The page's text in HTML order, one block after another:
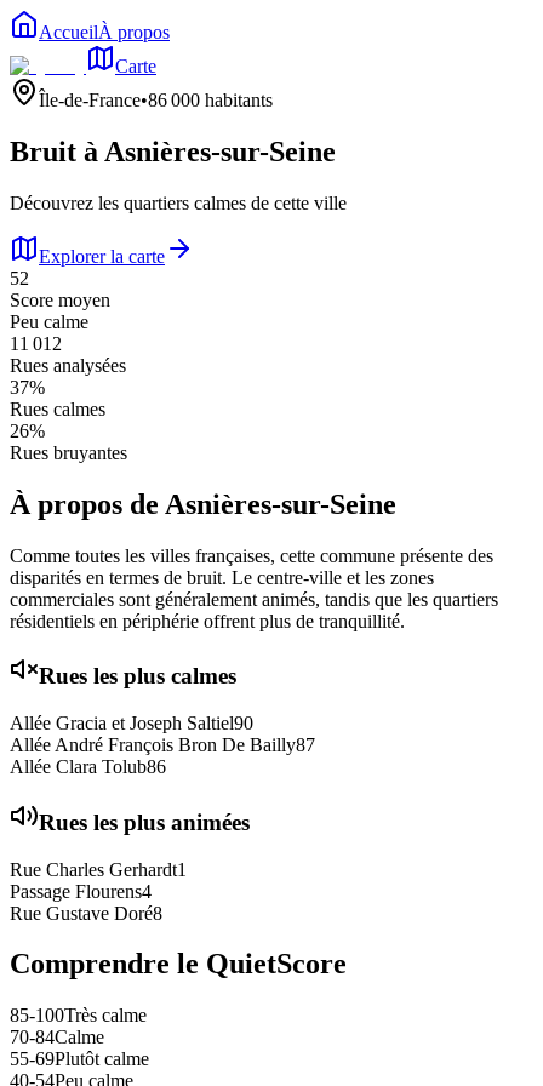
AccueilÀ propos
Carte
Île-de-France•86 000 habitants
Bruit à Asnières-sur-Seine
Découvrez les quartiers calmes de cette ville
Explorer la carte
52
Score moyen
Peu calme
11 012
Rues analysées
37%
Rues calmes
26%
Rues bruyantes
À propos de Asnières-sur-Seine
Comme toutes les villes françaises, cette commune présente des
disparités en termes de bruit. Le centre-ville et les zones
commerciales sont généralement animés, tandis que les quartiers
résidentiels en périphérie offrent plus de tranquillité.
Rues les plus calmes
Allée Gracia et Joseph Saltiel90
Allée André François Bron De Bailly87
Allée Clara Tolub86
Rues les plus animées
Rue Charles Gerhardt1
Passage Flourens4
Rue Gustave Doré8
Comprendre le QuietScore
85-100Très calme
70-84Calme
55-69Plutôt calme
40-54Peu calme